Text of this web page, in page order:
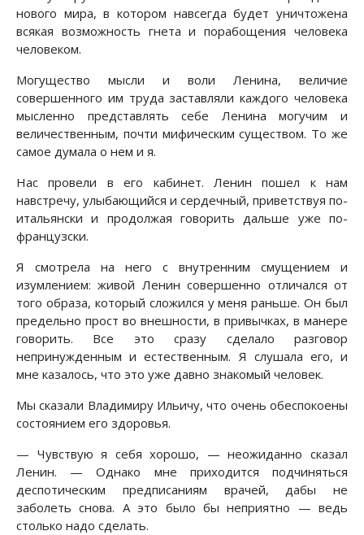
нового мира, в котором навсегда будет уничтожена
всякая возможность гнета и порабощения человека
человеком.
Могущество мысли и воли Ленина, величие
совершенного им труда заставляли каждого человека
мысленно представлять себе Ленина могучим и
величественным, почти мифическим существом. То же
самое думала о нем и я.
Нас провели в его кабинет. Ленин пошел к нам
навстречу, улыбающийся и сердечный, приветствуя по-
итальянски и продолжая говорить дальше уже по-
французски.
Я смотрела на него с внутренним смущением и
изумлением: живой Ленин совершенно отличался от
того образа, который сложился у меня раньше. Он был
предельно прост во внешности, в привычках, в манере
говорить. Все это сразу сделало разговор
непринужденным и естественным. Я слушала его, и
мне казалось, что это уже давно знакомый человек.
Мы сказали Владимиру Ильичу, что очень обеспокоены
состоянием его здоровья.
— Чувствую я себя хорошо, — неожиданно сказал
Ленин. — Однако мне приходится подчиняться
деспотическим предписаниям врачей, дабы не
заболеть снова. А это было бы неприятно — ведь
столько надо сделать.